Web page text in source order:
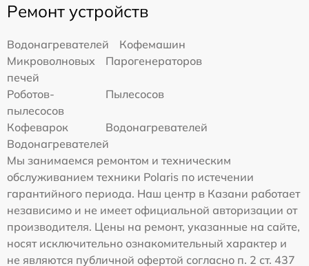
Ремонт устройств
Водонагревателей
Кофемашин
Микроволновых
печей
Парогенераторов
Роботов-
пылесосов
Пылесосов
Кофеварок
Водонагревателей
Водонагревателей
Мы занимаемся ремонтом и техническим
обслуживанием техники Polaris по истечении
гарантийного периода. Наш центр в Казани работает
независимо и не имеет официальной авторизации от
производителя. Цены на ремонт, указанные на сайте,
носят исключительно ознакомительный характер и
не являются публичной офертой согласно п. 2 ст. 437